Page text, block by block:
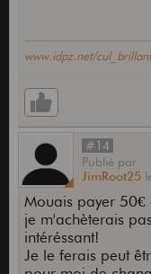
www.idpz.net/
#14
Publié par
JimRoot25
Mouais payer 50€
je m'achèterais
intéréssant!
Je le ferais peut